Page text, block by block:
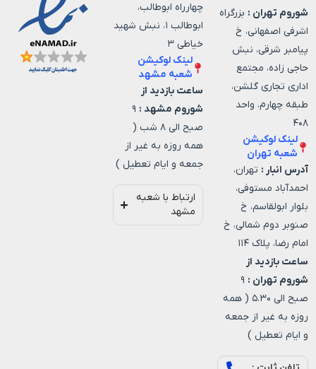
شوروم تهران : بزرگراه
اشرفی اصفهانی، خ
پیامبر شرقی، نبش
حاجی زاده، مجتمع
اداری تجاری گلشن،
طبقه چهارم، واحد
۴۰۸
لینک لوکیشن
شعبه تهران
آدرس انبار : تهران،
احمدآباد مستوفی،
بلوار ابولقاسم، خ
صنوبر دوم شمالی، خ
امام رضا، پلاک ۱۱۴
ساعت بازدید از
شوروم تهران : ۹
صبح الی ۵.۳۰ ( همه
روزه به غیر از جمعه
و ایام تعطیل )
چهارراه ابوطالب،
ابوطالب ۱، نبش شهید
خیاطی ۳
لینک لوکیشن
شعبه مشهد
ساعت بازدید از
شوروم مشهد : ۹
صبح الی ۸ شب (
همه روزه به غیر از
جمعه و ایام تعطیل )
ارتباط با شعبه
مشهد